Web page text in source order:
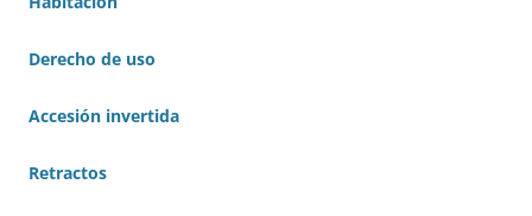
Derecho de uso
Accesión invertida
Retractos